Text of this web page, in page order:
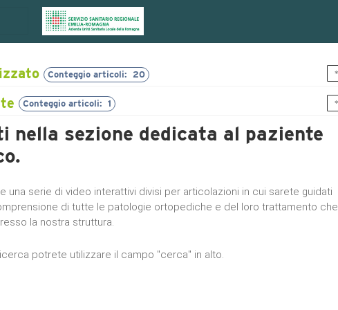
Conteggio articoli: 20
Conteggio articoli: 28
articoli: 5
articoli: 3
articoli: 0
Conteggio articoli: 110
Conteggio articoli: 7
Conteggio articoli: 1
nella sezione dedicata al paziente
una serie di video interattivi divisi per articolazioni in cui sarete guidati
di tutte le patologie ortopediche e del loro trattamento che
la nostra struttura.
potrete utilizzare il campo "cerca" in alto.